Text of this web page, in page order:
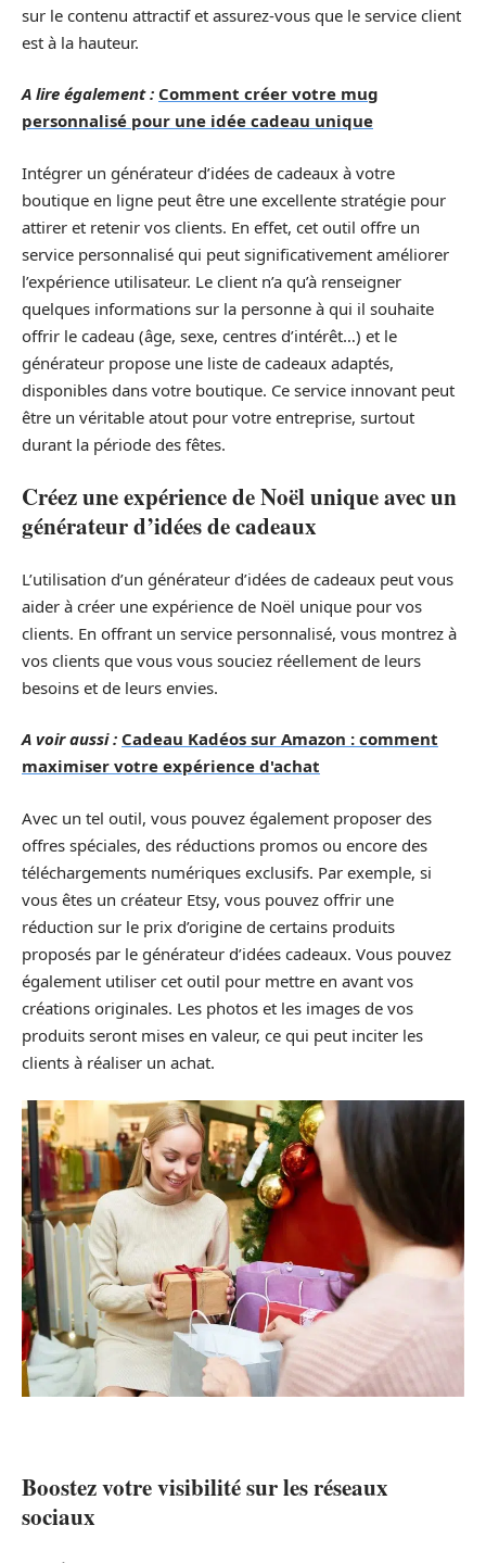
sur le contenu attractif et assurez-vous que le service client
est à la hauteur.
A lire également : Comment créer votre mug
personnalisé pour une idée cadeau unique
Intégrer un générateur d’idées de cadeaux à votre
boutique en ligne peut être une excellente stratégie pour
attirer et retenir vos clients. En effet, cet outil offre un
service personnalisé qui peut significativement améliorer
l’expérience utilisateur. Le client n’a qu’à renseigner
quelques informations sur la personne à qui il souhaite
offrir le cadeau (âge, sexe, centres d’intérêt…) et le
générateur propose une liste de cadeaux adaptés,
disponibles dans votre boutique. Ce service innovant peut
être un véritable atout pour votre entreprise, surtout
durant la période des fêtes.
Créez une expérience de Noël unique avec un
générateur d’idées de cadeaux
L’utilisation d’un générateur d’idées de cadeaux peut vous
aider à créer une expérience de Noël unique pour vos
clients. En offrant un service personnalisé, vous montrez à
vos clients que vous vous souciez réellement de leurs
besoins et de leurs envies.
A voir aussi : Cadeau Kadéos sur Amazon : comment
maximiser votre expérience d'achat
Avec un tel outil, vous pouvez également proposer des
offres spéciales, des réductions promos ou encore des
téléchargements numériques exclusifs. Par exemple, si
vous êtes un créateur Etsy, vous pouvez offrir une
réduction sur le prix d’origine de certains produits
proposés par le générateur d’idées cadeaux. Vous pouvez
également utiliser cet outil pour mettre en avant vos
créations originales. Les photos et les images de vos
produits seront mises en valeur, ce qui peut inciter les
clients à réaliser un achat.
Boostez votre visibilité sur les réseaux
sociaux